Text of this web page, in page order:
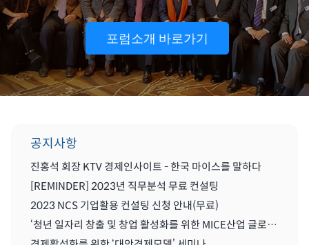
포럼소개 바로가기
공지사항
진홍석 회장 KTV 경제인사이트 - 한국 마이스를 말하다
[REMINDER] 2023년 직무분석 무료 컨설팅
2023 NCS 기업활용 컨설팅 신청 안내(무료)
‘청년 일자리 창출 및 창업 활성화를 위한 MICE산업 글로벌화를 위한 세미나'